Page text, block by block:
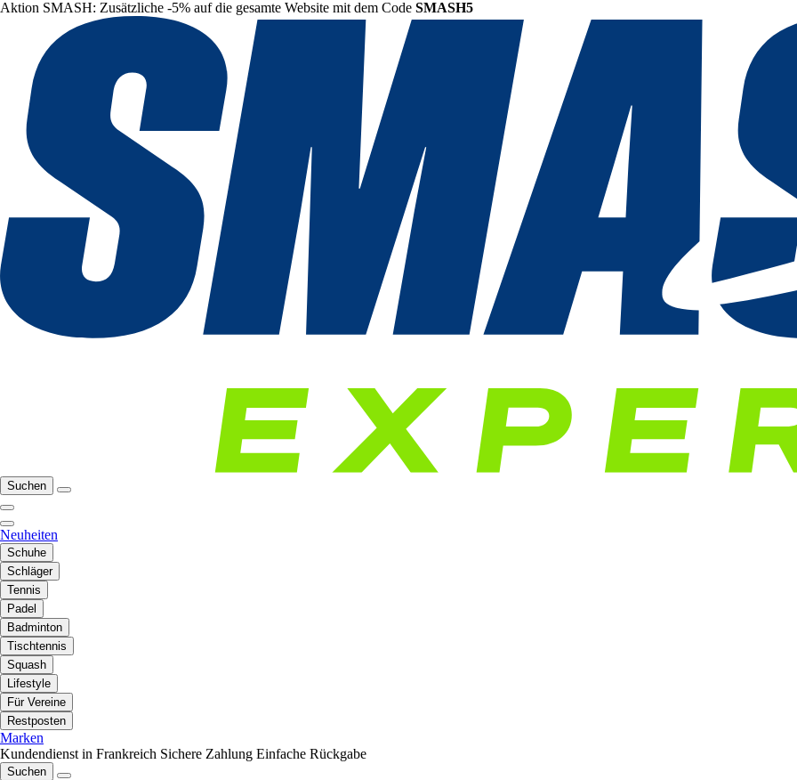
Aktion SMASH: Zusätzliche -5% auf die gesamte Website mit dem Code SMASH5
Suchen
Neuheiten
Schuhe
Schläger
Tennis
Padel
Badminton
Tischtennis
Squash
Lifestyle
Für Vereine
Restposten
Marken
Kundendienst in Frankreich Sichere Zahlung Einfache Rückgabe
Suchen